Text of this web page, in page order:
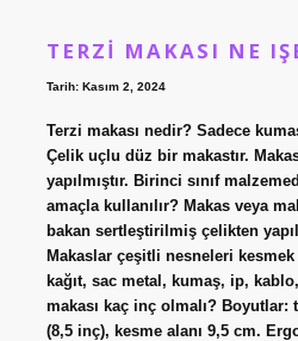
TERZI MAKASI NE
Tarih: Kasım 2, 2024
Terzi makası nedir? Sadece
Çelik uçlu düz bir makastır.
yapılmıştır. Birinci sınıf
amaçla kullanılır? Makas veya
bakan sertleştirilmiş çelikten
Makaslar çeşitli nesneleri
kağıt, sac metal, kumaş, ip,
makası kaç inç olmalı?
(8,5 inç), kesme alanı 9,5 cm.